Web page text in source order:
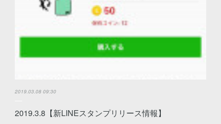
2019.03.08 09:30
2019.3.8【新LINEスタンプリリース情報】